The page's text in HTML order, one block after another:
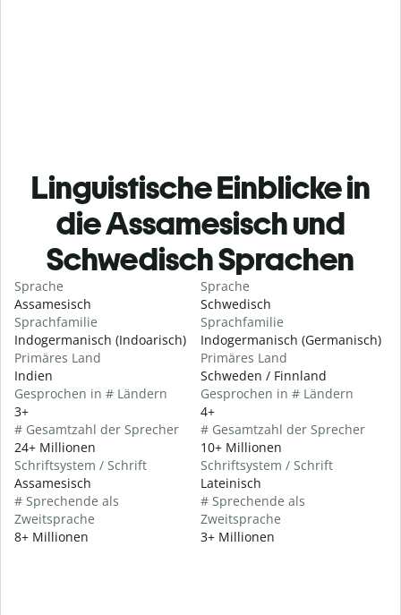
Linguistische Einblicke in
die Assamesisch und
Schwedisch Sprachen
Sprache
Assamesisch
Sprachfamilie
Indogermanisch (Indoarisch)
Primäres Land
Indien
Gesprochen in # Ländern
3+
# Gesamtzahl der Sprecher
24+ Millionen
Schriftsystem / Schrift
Assamesisch
# Sprechende als
Zweitsprache
8+ Millionen
Sprache
Schwedisch
Sprachfamilie
Indogermanisch (Germanisch)
Primäres Land
Schweden / Finnland
Gesprochen in # Ländern
4+
# Gesamtzahl der Sprecher
10+ Millionen
Schriftsystem / Schrift
Lateinisch
# Sprechende als
Zweitsprache
3+ Millionen